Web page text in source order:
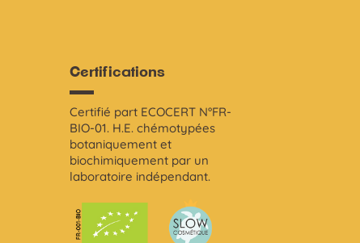
Certifications
Certifié part ECOCERT N°FR-
BIO-01. H.E. chémotypées
botaniquement et
biochimiquement par un
laboratoire indépendant.